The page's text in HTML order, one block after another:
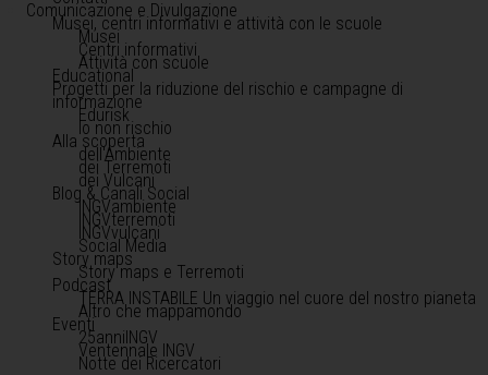
Comunicazione e Divulgazione
Musei, centri informativi e attività con le scuole
Musei
Centri informativi
Attività con scuole
Educational
Progetti per la riduzione del rischio e campagne di
informazione
Edurisk
Io non rischio
Alla scoperta
dell'Ambiente
dei Terremoti
dei Vulcani
Blog & Canali Social
INGVambiente
INGVterremoti
INGVvulcani
Social Media
Story maps
Story maps e Terremoti
Podcast
TERRA INSTABILE Un viaggio nel cuore del nostro pianeta
Altro che mappamondo
Eventi
25anniINGV
Ventennale INGV
Notte dei Ricercatori